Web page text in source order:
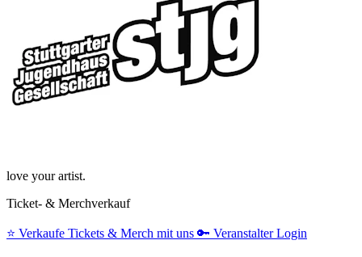
love your artist.
Ticket- & Merchverkauf
⭐️ Verkaufe Tickets & Merch mit uns 🔑 Veranstalter Login